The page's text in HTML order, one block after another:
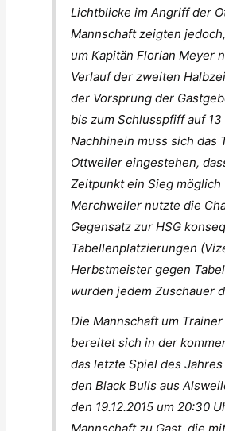
Lichtblicke im Angriff der
Mannschaft zeigten
um Kapitän Florian Meyer
Verlauf der zweiten
der Vorsprung der
bis zum Schlusspfiff auf 13
Nachhinein muss sich das
Ottweiler eingestehen,
Zeitpunkt ein Sieg möglich
Merchweiler nutzte die
Gegensatz zur HSG
Tabellenplatzierungen
Herbstmeister gegen
wurden jedem Zuschauer
Die Mannschaft um
bereitet sich in der
das letzte Spiel des
den Black Bulls aus
den 19.12.2015 um 20:30